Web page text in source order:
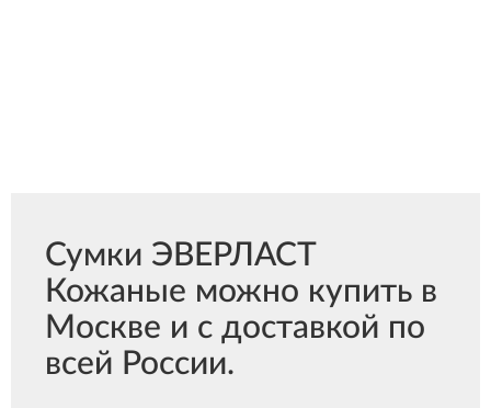
Сумки ЭВЕРЛАСТ
Кожаные можно купить в
Москве и с доставкой по
всей России.